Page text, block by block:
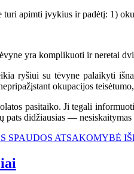
apimti įvykius ir padėtį: 1)
yra komplikuoti ir neretai
ryšiui su tėvyne palaikyti
okupacijos
pasitaiko. Ji tegali
pats didžiausias —
SPAUDOS ATSAKOMYBĖ